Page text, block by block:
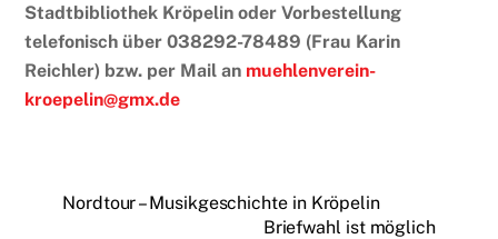
Stadtbibliothek Kröpelin oder Vorbestellung
telefonisch über 038292-78489 (Frau Karin
Reichler) bzw. per Mail an muehlenverein-
kroepelin@gmx.de
Nordtour – Musikgeschichte in Kröpelin
Briefwahl ist möglich